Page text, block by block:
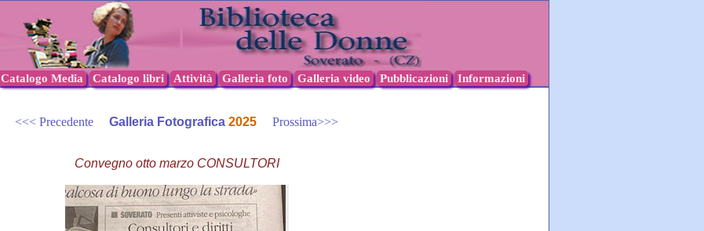
Catalogo Media Catalogo libri Attività Galleria foto Galleria video Pubblicazioni Informazioni
<<< Precedente Galleria Fotografica 2025 Prossima>>>
Convegno otto marzo CONSULTORI